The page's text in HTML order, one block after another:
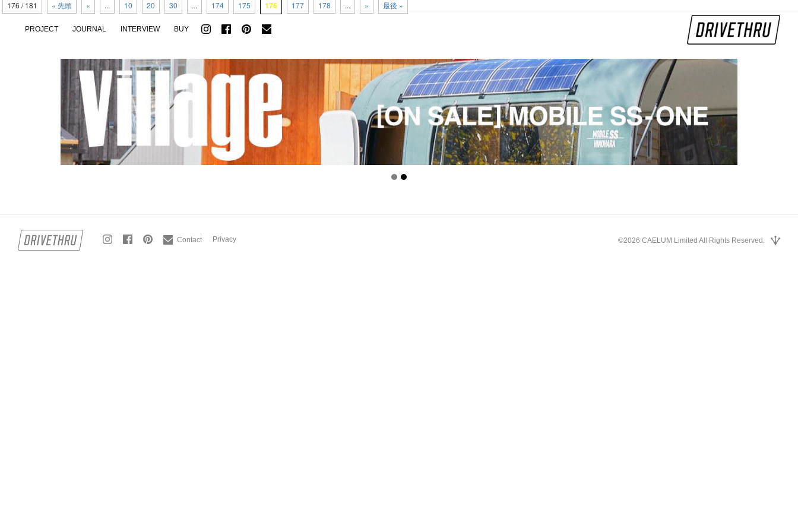
PROJECT JOURNAL INTERVIEW BUY
176 / 181 « 先頭 « ... 10 20 30 ... 174 175 176 177 178 ... » 最後 »
Contact Privacy ©2026 CAELUM Limited All Rights Reserved.